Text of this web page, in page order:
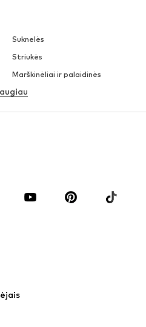
Suknelės
Striukės
Marškinėliai ir palaidinės
Apatiniai
Premium
Megztiniai ir megzti drabužiai